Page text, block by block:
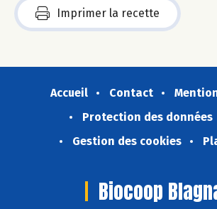
Imprimer la recette
Accueil Contact
Protection des données
Gestion des cookies
Biocoop